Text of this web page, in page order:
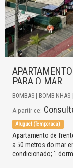
PARA O MAR
BOMBAS | BOMBINHAS
A partir de:
Aluguel (Temporada)
Apartamento de
a 50 metros do mar
condicionado; 1